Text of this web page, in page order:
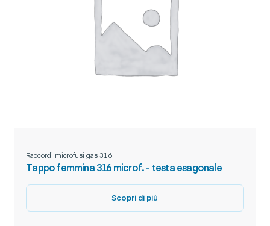
Raccordi microfusi gas 316
Tappo femmina 316 microf. - testa esagonale
Scopri di più